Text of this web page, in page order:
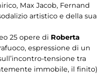
Max Jacob, Fernand
artistico e della sua
25 opere di Roberta
espressione di un
tensione tra
immobile, il finito)